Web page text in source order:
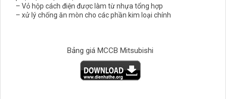
– Vỏ hộp cách điện được làm từ nhựa tổng hợp
– xử lý chống ăn mòn cho các phần kim loại chính
Bảng giá MCCB Mitsubishi